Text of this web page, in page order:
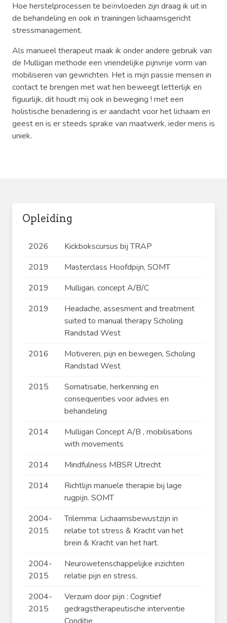
Hoe herstelprocessen te beïnvloeden zijn draag ik uit in
de behandeling en ook in trainingen lichaamsgericht
stressmanagement.
Als manueel therapeut maak ik onder andere gebruik van
de Mulligan methode een vriendelijke pijnvrije vorm van
mobiliseren van gewrichten. Het is mijn passie mensen in
contact te brengen met wat hen beweegt letterlijk en
figuurlijk, dit houdt mij ook in beweging ! met een
holistische benadering is er aandacht voor het lichaam en
geest en is er steeds sprake van maatwerk, ieder mens is
uniek.
Opleiding
2026
Kickbokscursus bij TRAP
2019
Masterclass Hoofdpijn, SOMT
2019
Mulligan, concept A/B/C
2019
Headache, assesment and treatment
suited to manual therapy Scholing
Randstad West
2016
Motiveren, pijn en bewegen, Scholing
Randstad West
2015
Somatisatie, herkenning en
consequenties voor advies en
behandeling
2014
Mulligan Concept A/B , mobilisations
with movements
2014
Mindfulness MBSR Utrecht
2014
Richtlijn manuele therapie bij lage
rugpijn. SOMT
2004-
2015
Trilemma: Lichaamsbewustzijn in
relatie tot stress & Kracht van het
brein & Kracht van het hart.
2004-
2015
Neurowetenschappelijke inzichten
relatie pijn en stress.
2004-
2015
Verzuim door pijn : Cognitief
gedragstherapeutische interventie